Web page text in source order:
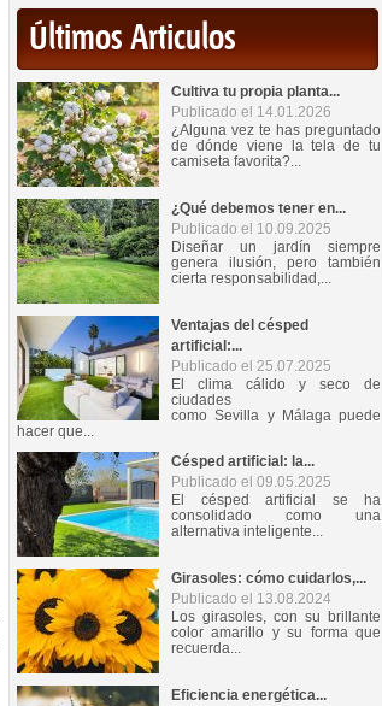
Últimos Articulos
Cultiva tu propia planta...
Publicado el 14.01.2026
¿Alguna vez te has preguntado
de dónde viene la tela de tu
camiseta favorita?...
¿Qué debemos tener en...
Publicado el 10.09.2025
Diseñar un jardín siempre
genera ilusión, pero también
cierta responsabilidad,...
Ventajas del césped
artificial:...
Publicado el 25.07.2025
El clima cálido y seco de
ciudades
como Sevilla y Málaga puede
hacer que...
Césped artificial: la...
Publicado el 09.05.2025
El césped artificial se ha
consolidado como una
alternativa inteligente...
Girasoles: cómo cuidarlos,...
Publicado el 13.08.2024
Los girasoles, con su brillante
color amarillo y su forma que
recuerda...
Eficiencia energética...